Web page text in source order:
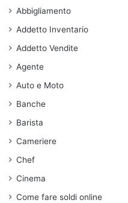
Abbigliamento
Addetto Inventario
Addetto Vendite
Agente
Auto e Moto
Banche
Barista
Cameriere
Chef
Cinema
Come fare soldi online